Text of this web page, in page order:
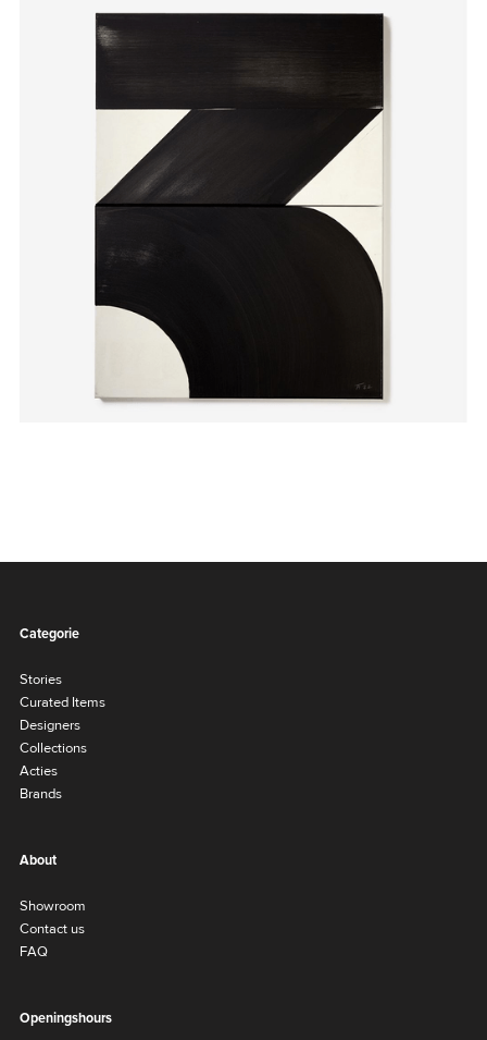
Categorie
Stories
Curated Items
Designers
Collections
Acties
Brands
About
Showroom
Contact us
FAQ
Openingshours